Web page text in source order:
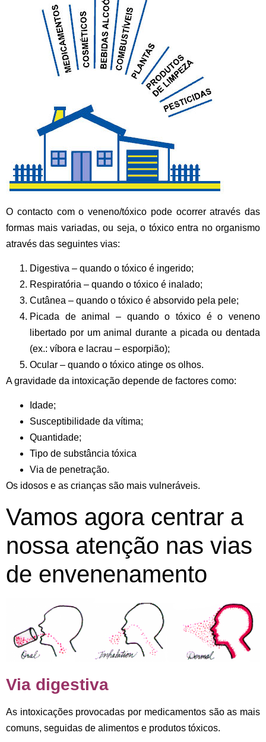
O contacto com o veneno/tóxico pode ocorrer através das
formas mais variadas, ou seja, o tóxico entra no organismo
através das seguintes vias:
Digestiva – quando o tóxico é ingerido;
Respiratória – quando o tóxico é inalado;
Cutânea – quando o tóxico é absorvido pela pele;
Picada de animal
– quando o tóxico é o veneno
libertado por um animal durante a picada ou dentada
(ex.: víbora e lacrau – esporpião);
Ocular – quando o tóxico atinge os olhos.
A gravidade da intoxicação depende de factores como:
Idade;
Susceptibilidade da vítima;
Quantidade;
Tipo de substância tóxica
Via de penetração.
Os idosos e as crianças são mais vulneráveis.
Vamos agora centrar a
nossa atenção nas vias
de envenenamento
Via digestiva
As intoxicações provocadas por medicamentossão as mais
comuns, seguidas de alimentos e produtos tóxicos.